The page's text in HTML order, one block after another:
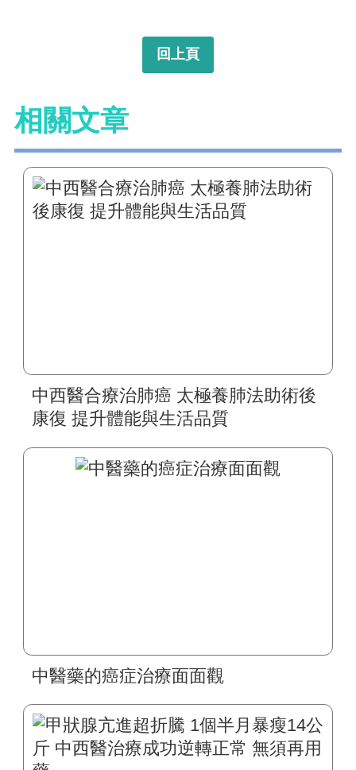
回上頁
相關文章
中西醫合療治肺癌 太極養肺法助術後
康復 提升體能與生活品質
中醫藥的癌症治療面面觀